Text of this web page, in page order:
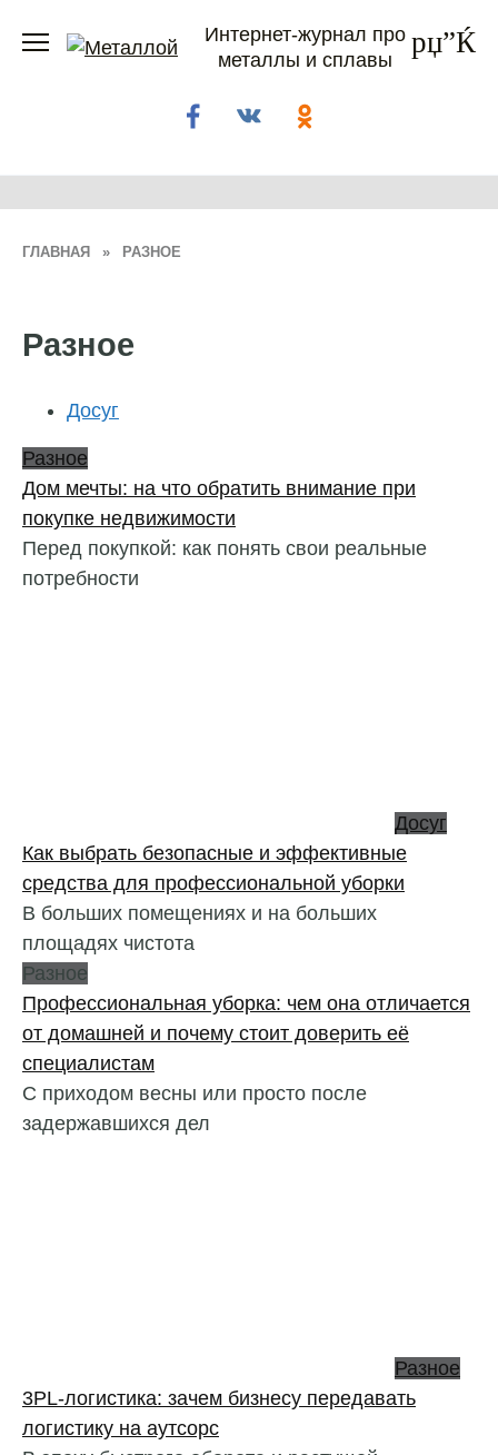
Интернет-журнал про
металлы и сплавы
ГЛАВНАЯ » РАЗНОЕ
Разное
Досуг
Разное
Дом мечты: на что обратить внимание при
покупке недвижимости
Перед покупкой: как понять свои реальные
потребности
Досуг
Как выбрать безопасные и эффективные
средства для профессиональной уборки
В больших помещениях и на больших
площадях чистота
Разное
Профессиональная уборка: чем она отличается
от домашней и почему стоит доверить её
специалистам
С приходом весны или просто после
задержавшихся дел
Разное
3PL‑логистика: зачем бизнесу передавать
логистику на аутсорс